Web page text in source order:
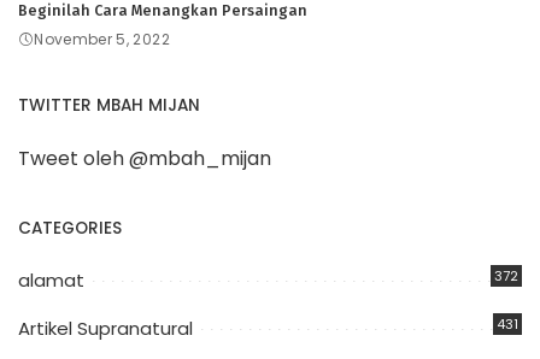
Beginilah Cara Menangkan Persaingan
November 5, 2022
TWITTER MBAH MIJAN
Tweet oleh @mbah_mijan
CATEGORIES
alamat 372
Artikel Supranatural 431